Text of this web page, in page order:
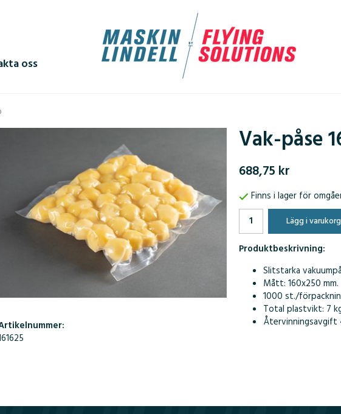
oss
Vak-påse
688,75 kr
Finns i lager för
Lägg i
Produktbeskrivning:
Slitstarka
Mått: 160x250 mm.
1000 st./
Total plastvikt: 7
Återvinningsavgift